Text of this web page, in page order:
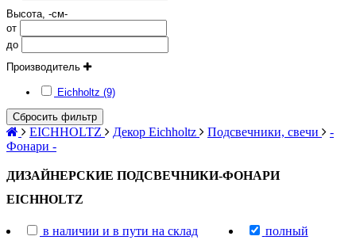
Высота, -см-
от
до
Производитель
Eichholtz (9)
Сбросить фильтр
EICHHOLTZ Декор Eichholtz Подсвечники, свечи
-
Фонари -
ДИЗАЙНЕРСКИЕ ПОДСВЕЧНИКИ-ФОНАРИ
EICHHOLTZ
в наличии и в пути на склад
полный